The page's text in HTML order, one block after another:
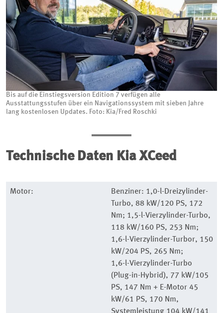
Bis auf die Einstiegsversion Edition 7 verfügen alle
Ausstattungsstufen über ein Navigationssystem mit sieben Jahre
lang kostenlosen Updates. Foto: Kia/Fred Roschki
Technische Daten Kia XCeed
Motor:
Benziner: 1,0-l-Dreizylinder-
Turbo, 88 kW/120 PS, 172
Nm; 1,5-l-Vierzylinder-Turbo,
118 kW/160 PS, 253 Nm;
1,6-l-Vierzylinder-Turbor, 150
kW/204 PS, 265 Nm;
1,6-l-Vierzylinder-Turbo
(Plug-in-Hybrid), 77 kW/105
PS, 147 Nm + E-Motor 45
kW/61 PS, 170 Nm,